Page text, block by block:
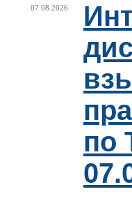
07.08.2026
по